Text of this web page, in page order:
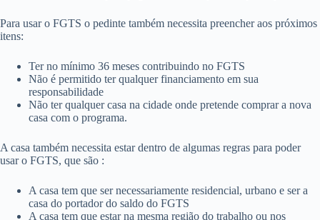
Para usar o FGTS o pedinte também necessita preencher aos próximos
itens:
Ter no mínimo 36 meses contribuindo no FGTS
Não é permitido ter qualquer financiamento em sua
responsabilidade
Não ter qualquer casa na cidade onde pretende comprar a nova
casa com o programa.
A casa também necessita estar dentro de algumas regras para poder
usar o FGTS, que são :
A casa tem que ser necessariamente residencial, urbano e ser a
casa do portador do saldo do FGTS
A casa tem que estar na mesma região do trabalho ou nos